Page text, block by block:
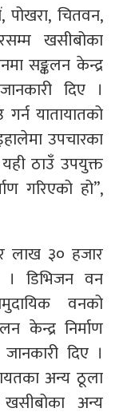
पोखरा, चितवन,
खसीबोका
सङ्कलन केन्द्र
दिए ।
यातायातको
उपचारका
ठाउँ उपयुक्त
गरिएको हो”,
लाख ३० हजार
डिभिजन वन
वनको
केन्द्र निर्माण
दिए ।
अन्य ठूला
खसीबोका अन्य